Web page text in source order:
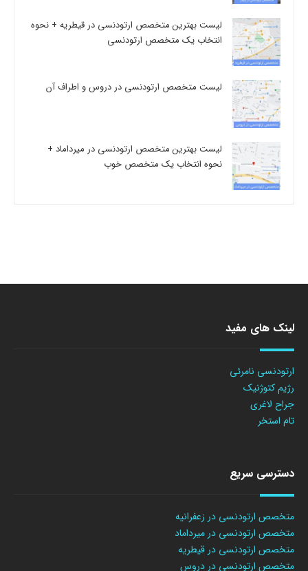
لیست بهترین متخصص ارتودنسی در قیطریه + نحوه
انتخاب یک متخصص ارتودنسی
لیست متخصص ارتودنسی در دروس و اطراف آن
لیست بهترین متخصص ارتودنسی در میرداماد +
نحوه انتخاب یک متخصص خوب
لینک های مفید
ارتودنسی نامرئی
رژیم کتوژنیک
جراح لاغری
تام استخر
دسترسی سریع
متخصص ارتودنسی در زعفرانیه
متخصص ارتودنسی در میرداماد
متخصص ارتودنسی در قیطریه
متخصص ارتودنسی در دروس